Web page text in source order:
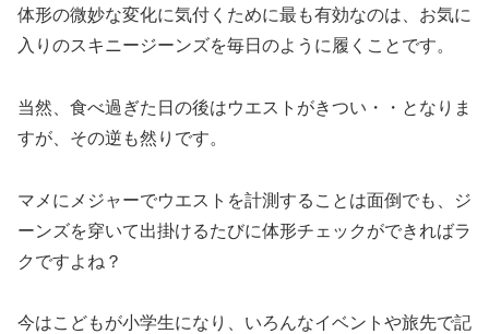
体形の微妙な変化に気付くために最も有効なのは、お気に
入りのスキニージーンズを毎日のように履くことです。
当然、食べ過ぎた日の後はウエストがきつい・・となりま
すが、その逆も然りです。
マメにメジャーでウエストを計測することは面倒でも、ジ
ーンズを穿いて出掛けるたびに体形チェックができればラ
クですよね？
今はこどもが小学生になり、いろんなイベントや旅先で記